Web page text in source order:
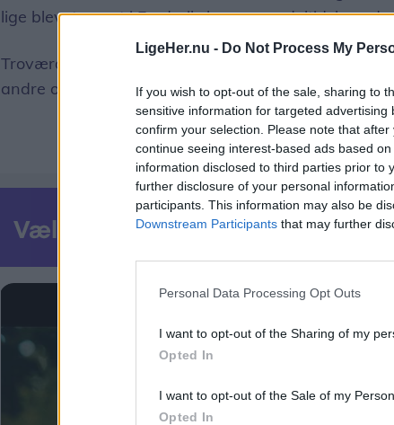
LigeHer.nu - Do Not Process My
If you wish to opt-out of the sale, sharing to
sensitive information for targeted
confirm your selection. Please note that
continue seeing interest-based ads based
information disclosed to third parties prior to
further disclosure of your personal
participants. This information may also be
Downstream Participants that may further
Personal Data Processing Opt Outs
I want to opt-out of the Sharing of my
Opted In
I want to opt-out of the Sale of my
Opted In
lige blevet ansat i Frederikshavn som
Troværdighed, stor viden, loyalitet og ikke mindst
andre ord, som beskriver Brian Mosberg